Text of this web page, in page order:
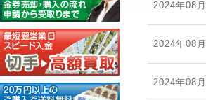
2024年08
2024年08
2024年08